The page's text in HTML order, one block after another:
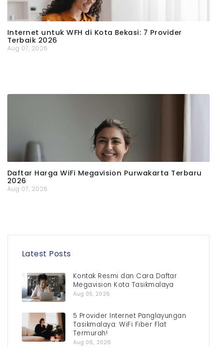
Internet untuk WFH di Kota Bekasi: 7 Provider
Terbaik 2026
Aug 07, 2026
Daftar Harga WiFi Megavision Purwakarta Terbaru
2026
Aug 07, 2026
Latest Posts
Kontak Resmi dan Cara Daftar
Megavision Kota Tasikmalaya
Aug 05, 2026
5 Provider Internet Panglayungan
Tasikmalaya: WiFi Fiber Flat
Termurah!
Aug 06, 2026